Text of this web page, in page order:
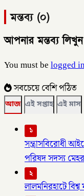
মন্তব্য (০)
আপনার মন্তব্য লিখুন
You must belogged
সবচেয়ে বেশি পঠিত
আজ এই সপ্তাহ এই মাস
১
সন্ত্রাসবিরোধী
পরিষদ সদস্য
২
লালমনিরহাটে